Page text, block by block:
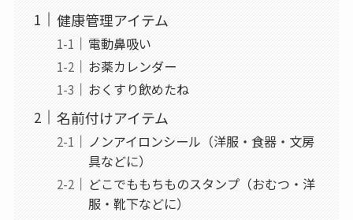
健康管理アイテム
電動鼻吸い
お薬カレンダー
おくすり飲めたね
名前付けアイテム
ノンアイロンシール（洋服・食器・文房
具などに）
どこでももちものスタンプ（おむつ・洋
服・靴下などに）